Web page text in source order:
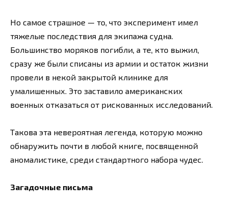
Но самое страшное — то, что эксперимент имел
тяжелые последствия для экипажа судна.
Большинство моряков погибли, а те, кто выжил,
сразу же были списаны из армии и остаток жизни
провели в некой закрытой клинике для
умалишенных. Это заставило американских
военных отказаться от рискованных исследований.
Такова эта невероятная легенда, которую можно
обнаружить почти в любой книге, посвященной
аномалистике, среди стандартного набора чудес.
Загадочные письма